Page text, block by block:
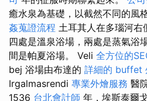
癒水泉為基礎，以截然不同的風
姦蒐證流程 土耳其人在多瑙河右
四處是溫泉浴場，兩處是蒸氣浴
間是帕夏浴場。 Veli 全方位的
bej 浴場由布達的 詳細的 buffet
Irgalmasrendi 專業外燴服務 醫
1536 台北會計師 年，埃斯泰爾